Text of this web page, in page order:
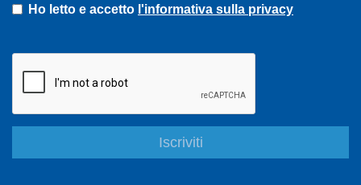
Ho letto e accetto l'informativa sulla privacy